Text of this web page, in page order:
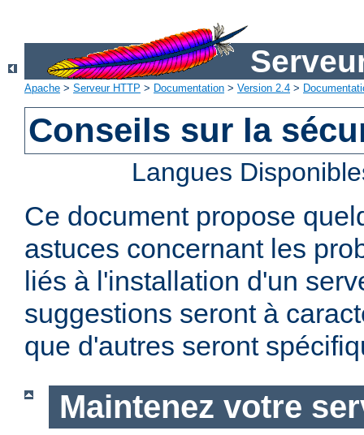
Apache > Serveur HTTP > Documentation > Version 2.4 >
Conseils sur la
Langues
Ce document propose
astuces concernant les
liés à l'installation d'un
suggestions seront à
que d'autres seront
Maintenez votre